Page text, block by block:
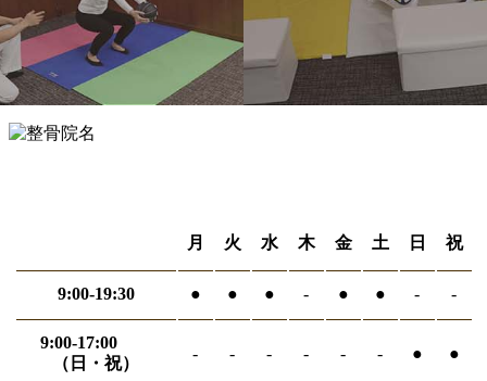
月 火 水 木 金 土 日 祝
9:00-19:30 ● ● ● - ● ● - -
9:00-17:00
（日・祝）
- - - - - - ● ●